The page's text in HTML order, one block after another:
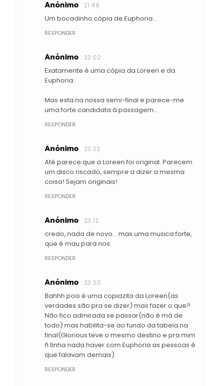
Anónimo 21:46
Um bocadinho cópia de Euphoria...
RESPONDER
Anónimo 22:02
Exatamente é uma cópia da Loreen e da
Euphoria.
Mas esta na nossa semi-final e parece-me
uma forte candidata à passagem...
RESPONDER
Anónimo 22:22
Até parece que a Loreen foi original. Parecem
um disco riscado, sempre a dizer a mesma
coisa! Sejam originais!
RESPONDER
Anónimo 23:12
credo, nada de novo... mas uma musica forte,
que é mau para nos.
RESPONDER
Anónimo 23:20
Bahhh pois é uma copiazita da Loreen(as
verdades são pra se dizer) mas fazer o que?
Não fico admirada se passar(não é má de
todo) mas habilita-se ao fundo da tabela na
final(Glorious teve o mesmo destino e pra mim
ñ tinha nada haver com Euphoria as pessoas é
que falavam demais).
RESPONDER